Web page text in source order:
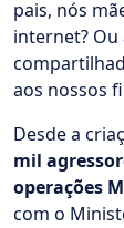
pais, nós
internet? Ou
aos nossos
Desde a
mil
operações
com o